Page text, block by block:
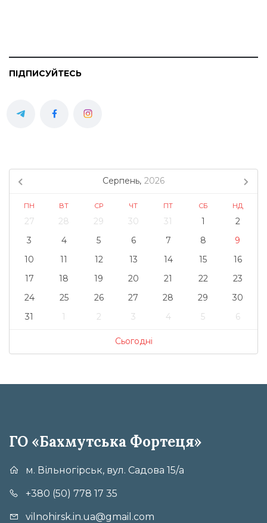
ПІДПИСУЙТЕСЬ
Серпень, 2026
ПН ВТ СР ЧТ ПТ СБ НД
27 28 29 30 31 1
2
3
4 5 6 7 8
9
10
11 12 13 14 15
16
17
18 19 20 21 22
23
24
25 26 27 28 29
30
31
1 2 3 4 5 6
Сьогодні
ГО «Бахмутська Фортеця»
м. Вільногірськ, вул. Садова 15/а
+380 (50) 778 17 35
vilnohirsk.in.ua@gmail.com